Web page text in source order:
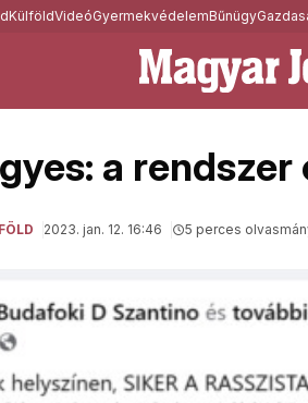
KülföldVideóGyermekvédelemBűnügy
a rendszer
2023. jan. 12. 16:46 5 perces